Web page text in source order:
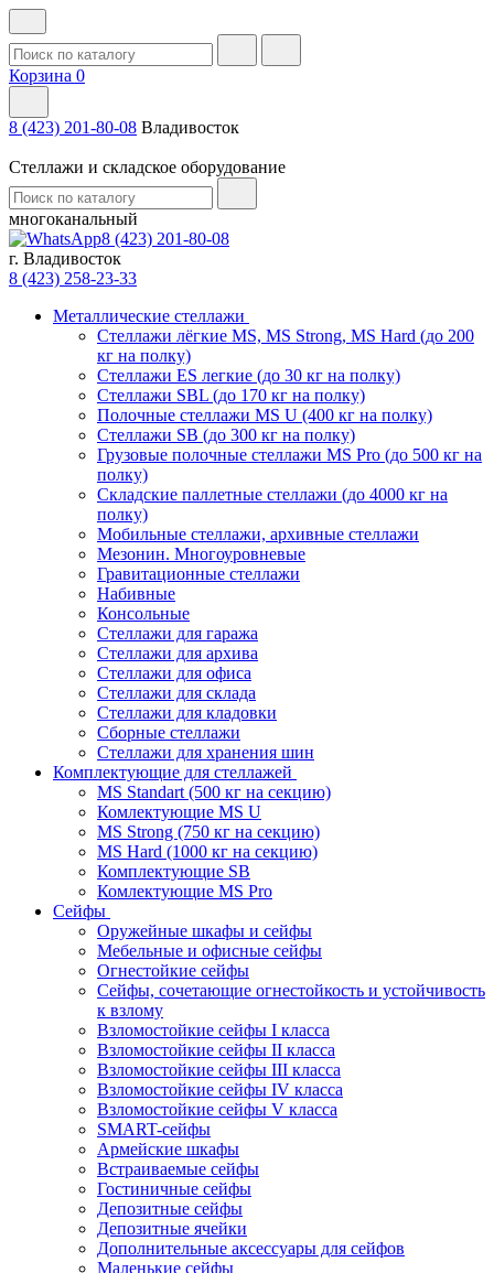
Корзина 0
8 (423) 201-80-08 Владивосток
Стеллажи и складское оборудование
многоканальный
8 (423) 201-80-08
г. Владивосток
8 (423) 258-23-33
Металлические стеллажи
Стеллажи лёгкие MS, MS Strong, MS Hard (до 200
кг на полку)
Стеллажи ES легкие (до 30 кг на полку)
Стеллажи SBL (до 170 кг на полку)
Полочные стеллажи MS U (400 кг на полку)
Стеллажи SB (до 300 кг на полку)
Грузовые полочные стеллажи MS Pro (до 500 кг на
полку)
Складские паллетные стеллажи (до 4000 кг на
полку)
Мобильные стеллажи, архивные стеллажи
Мезонин. Многоуровневые
Гравитационные стеллажи
Набивные
Консольные
Стеллажи для гаража
Стеллажи для архива
Стеллажи для офиса
Стеллажи для склада
Стеллажи для кладовки
Сборные стеллажи
Стеллажи для хранения шин
Комплектующие для стеллажей
MS Standart (500 кг на секцию)
Комлектующие MS U
MS Strong (750 кг на секцию)
MS Hard (1000 кг на секцию)
Комплектующие SB
Комлектующие MS Pro
Сейфы
Оружейные шкафы и сейфы
Мебельные и офисные сейфы
Огнестойкие сейфы
Сейфы, сочетающие огнестойкость и устойчивость
к взлому
Взломостойкие сейфы I класса
Взломостойкие сейфы II класса
Взломостойкие сейфы III класса
Взломостойкие сейфы IV класса
Взломостойкие сейфы V класса
SMART-сейфы
Армейские шкафы
Встраиваемые сейфы
Гостиничные сейфы
Депозитные сейфы
Депозитные ячейки
Дополнительные аксессуары для сейфов
Маленькие сейфы